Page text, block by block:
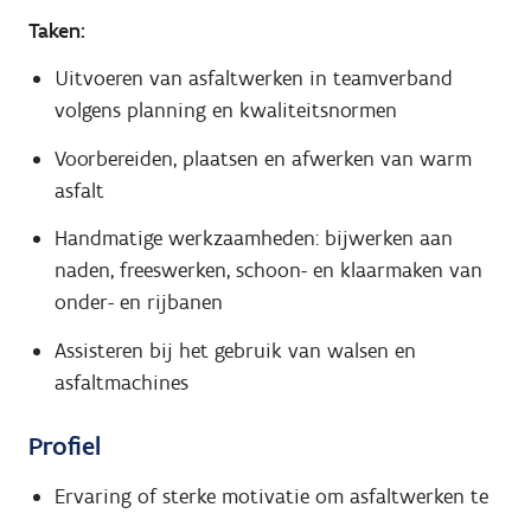
Taken:
Uitvoeren van asfaltwerken in teamverband
volgens planning en kwaliteitsnormen
Voorbereiden, plaatsen en afwerken van warm
asfalt
Handmatige werkzaamheden: bijwerken aan
naden, freeswerken, schoon- en klaarmaken van
onder- en rijbanen
Assisteren bij het gebruik van walsen en
asfaltmachines
Profiel
Ervaring of sterke motivatie om asfaltwerken te